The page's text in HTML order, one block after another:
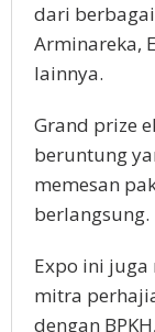
dari
Arminareka,
lainnya.
Grand prize
beruntung
memesan
berlangsung.
Expo ini
mitra
dengan